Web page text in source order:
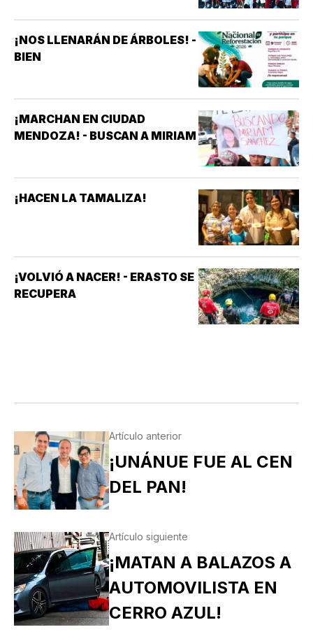
¡NOS LLENARÁN DE ÁRBOLES! -
BIEN
¡MARCHAN EN CIUDAD
MENDOZA! - BUSCAN A MIRIAM
¡HACEN LA TAMALIZA!
¡VOLVIÓ A NACER! - ERASTO SE
RECUPERA
Artículo anterior
¡UNÁNUE FUE AL CEN
DEL PAN!
Artículo siguiente
¡MATAN A BALAZOS A
AUTOMOVILISTA EN
CERRO AZUL!